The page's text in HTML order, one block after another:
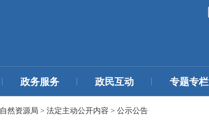
政务服务 政民互动 专题专栏
自然资源局 > 法定主动公开内容 > 公示公告